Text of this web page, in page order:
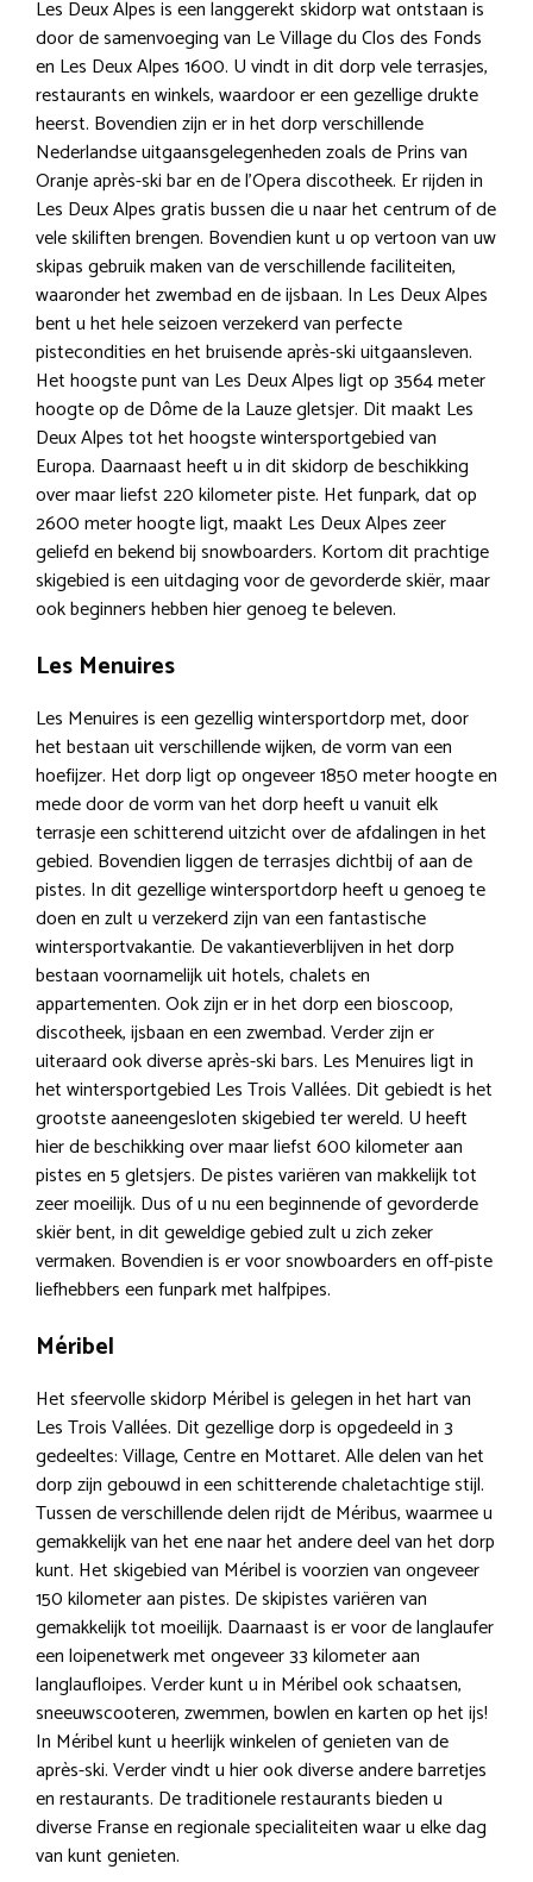
Les Deux Alpes is een langgerekt skidorp wat ontstaan is
door de samenvoeging van Le Village du Clos des Fonds
en Les Deux Alpes 1600. U vindt in dit dorp vele terrasjes,
restaurants en winkels, waardoor er een gezellige drukte
heerst. Bovendien zijn er in het dorp verschillende
Nederlandse uitgaansgelegenheden zoals de Prins van
Oranje après-ski bar en de l’Opera discotheek. Er rijden in
Les Deux Alpes gratis bussen die u naar het centrum of de
vele skiliften brengen. Bovendien kunt u op vertoon van uw
skipas gebruik maken van de verschillende faciliteiten,
waaronder het zwembad en de ijsbaan. In Les Deux Alpes
bent u het hele seizoen verzekerd van perfecte
pistecondities en het bruisende après-ski uitgaansleven.
Het hoogste punt van Les Deux Alpes ligt op 3564 meter
hoogte op de Dôme de la Lauze gletsjer. Dit maakt Les
Deux Alpes tot het hoogste wintersportgebied van
Europa. Daarnaast heeft u in dit skidorp de beschikking
over maar liefst 220 kilometer piste. Het funpark, dat op
2600 meter hoogte ligt, maakt Les Deux Alpes zeer
geliefd en bekend bij snowboarders. Kortom dit prachtige
skigebied is een uitdaging voor de gevorderde skiër, maar
ook beginners hebben hier genoeg te beleven.
Les Menuires
Les Menuires is een gezellig wintersportdorp met, door
het bestaan uit verschillende wijken, de vorm van een
hoefijzer. Het dorp ligt op ongeveer 1850 meter hoogte en
mede door de vorm van het dorp heeft u vanuit elk
terrasje een schitterend uitzicht over de afdalingen in het
gebied. Bovendien liggen de terrasjes dichtbij of aan de
pistes. In dit gezellige wintersportdorp heeft u genoeg te
doen en zult u verzekerd zijn van een fantastische
wintersportvakantie. De vakantieverblijven in het dorp
bestaan voornamelijk uit hotels, chalets en
appartementen. Ook zijn er in het dorp een bioscoop,
discotheek, ijsbaan en een zwembad. Verder zijn er
uiteraard ook diverse après-ski bars. Les Menuires ligt in
het wintersportgebied Les Trois Vallées. Dit gebiedt is het
grootste aaneengesloten skigebied ter wereld. U heeft
hier de beschikking over maar liefst 600 kilometer aan
pistes en 5 gletsjers. De pistes variëren van makkelijk tot
zeer moeilijk. Dus of u nu een beginnende of gevorderde
skiër bent, in dit geweldige gebied zult u zich zeker
vermaken. Bovendien is er voor snowboarders en off-piste
liefhebbers een funpark met halfpipes.
Méribel
Het sfeervolle skidorp Méribel is gelegen in het hart van
Les Trois Vallées. Dit gezellige dorp is opgedeeld in 3
gedeeltes: Village, Centre en Mottaret. Alle delen van het
dorp zijn gebouwd in een schitterende chaletachtige stijl.
Tussen de verschillende delen rijdt de Méribus, waarmee u
gemakkelijk van het ene naar het andere deel van het dorp
kunt. Het skigebied van Méribel is voorzien van ongeveer
150 kilometer aan pistes. De skipistes variëren van
gemakkelijk tot moeilijk. Daarnaast is er voor de langlaufer
een loipenetwerk met ongeveer 33 kilometer aan
langlaufloipes. Verder kunt u in Méribel ook schaatsen,
sneeuwscooteren, zwemmen, bowlen en karten op het ijs!
In Méribel kunt u heerlijk winkelen of genieten van de
après-ski. Verder vindt u hier ook diverse andere barretjes
en restaurants. De traditionele restaurants bieden u
diverse Franse en regionale specialiteiten waar u elke dag
van kunt genieten.